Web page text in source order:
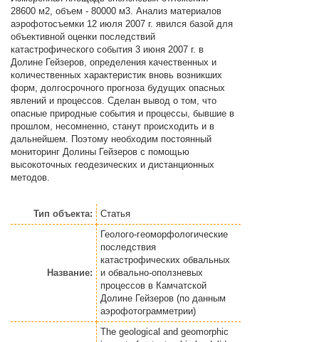
28600 м2, объем - 80000 м3. Анализ материалов
аэрофотосъемки 12 июля 2007 г. явился базой для
объективной оценки последствий
катастрофического события 3 июня 2007 г. в
Долине Гейзеров, определения качественных и
количественных характеристик вновь возникших
форм, долгосрочного прогноза будущих опасных
явлений и процессов. Сделан вывод о том, что
опасные природные события и процессы, бывшие в
прошлом, несомненно, станут происходить и в
дальнейшем. Поэтому необходим постоянный
мониторинг Долины Гейзеров с помощью
высокоточных геодезических и дистанционных
методов.
Тип объекта: Статья
Название:
Геолого-геоморфологические
последствия
катастрофических обвальных
и обвально-оползневых
процессов в Камчатской
Долине Гейзеров (по данным
аэрофотограмметрии)
The geological and geomorphic